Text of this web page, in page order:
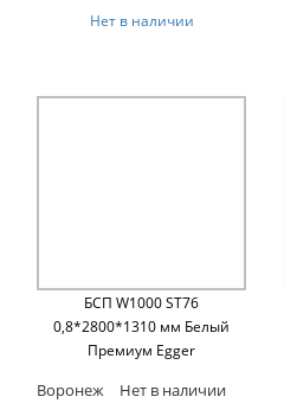
Нет в наличии
БСП W1000 ST76
0,8*2800*1310 мм Белый
Премиум Egger
Воронеж
Нет в наличии